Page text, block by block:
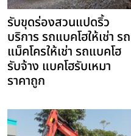
รับขุดร่องสวนแปดริ้ว
บริการ รถแบคโฮให้เช่า รถ
แม็คโครให้เช่า รถแบคโฮ
รับจ้าง แบคโฮรับเหมา
ราคาถูก